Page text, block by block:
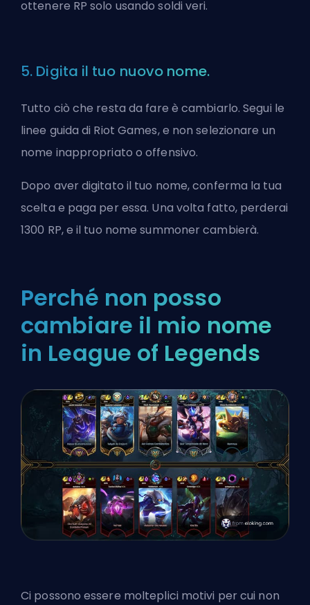
ottenere RP solo usando soldi veri.
5. Digita il tuo nuovo nome.
Tutto ciò che resta da fare è cambiarlo. Segui le
linee guida di Riot Games, e non selezionare un
nome inappropriato o offensivo.
Dopo aver digitato il tuo nome, conferma la tua
scelta e paga per essa. Una volta fatto, perderai
1300 RP, e il tuo nome summoner cambierà.
Perché non posso
cambiare il mio nome
in League of Legends
Ci possono essere molteplici motivi per cui non